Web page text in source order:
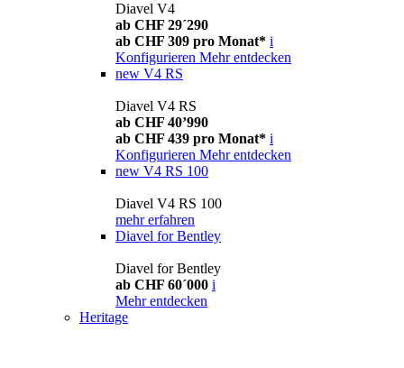
Diavel V4
ab CHF 29´290
ab CHF 309 pro Monat* i
Konfigurieren Mehr entdecken
new V4 RS
Diavel V4 RS
ab CHF 40’990
ab CHF 439 pro Monat* i
Konfigurieren Mehr entdecken
new V4 RS 100
Diavel V4 RS 100
mehr erfahren
Diavel for Bentley
Diavel for Bentley
ab CHF 60´000 i
Mehr entdecken
Heritage